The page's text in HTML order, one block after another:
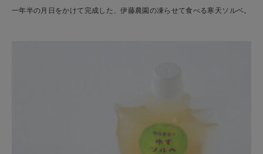
一年半の月日をかけて完成した、伊藤農園の凍らせて食べる寒天ソルベ。